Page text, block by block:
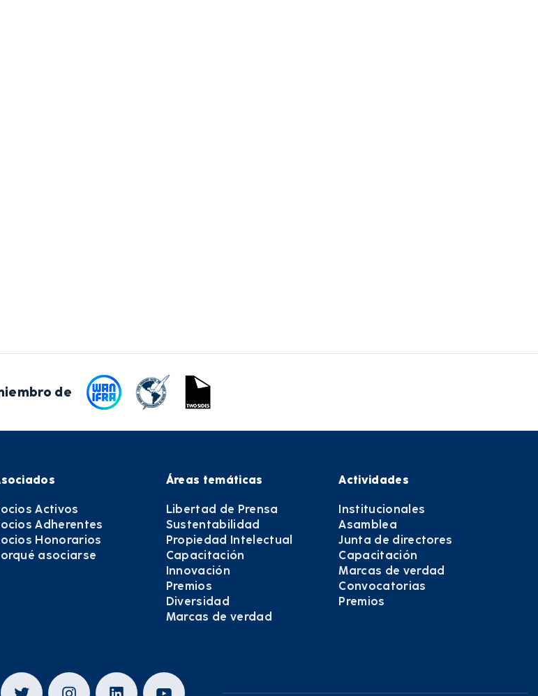
de
Activos
Adherentes
Honorarios
asociarse
Áreas temáticas
Libertad de Prensa
Sustentabilidad
Propiedad Intelectual
Capacitación
Innovación
Premios
Diversidad
Marcas de verdad
Actividades
Institucionales
Asamblea
Junta de directores
Capacitación
Marcas de verdad
Convocatorias
Premios